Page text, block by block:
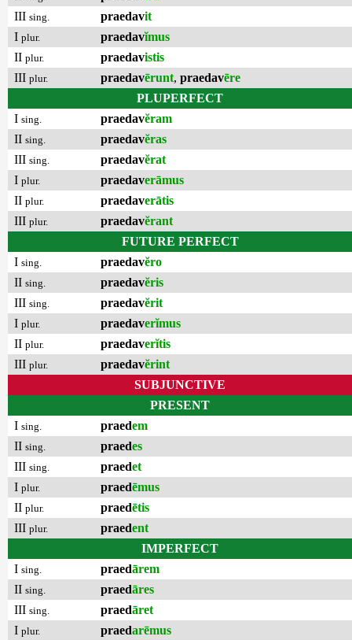
III sing. praedavit
I plur. praedavĭmus
II plur. praedavistis
III plur. praedavērunt, praedavēre
PLUPERFECT
I sing. praedavĕram
II sing. praedavĕras
III sing. praedavĕrat
I plur. praedaverāmus
II plur. praedaverātis
III plur. praedavĕrant
FUTURE PERFECT
I sing. praedavĕro
II sing. praedavĕris
III sing. praedavĕrit
I plur. praedaverĭmus
II plur. praedaverĭtis
III plur. praedavĕrint
SUBJUNCTIVE
PRESENT
I sing. praedem
II sing. praedes
III sing. praedet
I plur. praedēmus
II plur. praedētis
III plur. praedent
IMPERFECT
I sing. praedārem
II sing. praedāres
III sing. praedāret
I plur. praedarēmus